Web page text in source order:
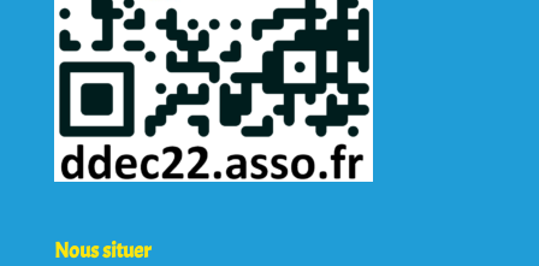
Nous situer